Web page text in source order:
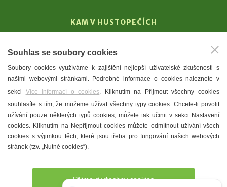
KAM V HUSTOPEČÍCH
T. G. Masaryk
Mandloně
Ubytování
Restaurace
Městské muzeum a galerie
Denní meníčka
Souhlas se soubory cookies
Soubory cookies využíváme k zajištění nejlepší uživatelské zkušenosti s
našimi webovými stránkami. Podrobné informace o cookies naleznete v
sekci Více informací o cookies. Kliknutím na Přijmout všechny cookies
souhlasíte s tím, že můžeme užívat všechny typy cookies. Chcete-li povolit
užívání pouze některých typů cookies, můžete tak učinit v sekci Nastavení
cookies. Kliknutím na Nepřijmout cookies můžete odmítnout užívání všech
cookies s výjimkou těch, které jsou třeba pro fungování našich webových
stránek (tzv. „Nutné cookies“).
Přijmout všechny cookies
Potřebujete poradit?